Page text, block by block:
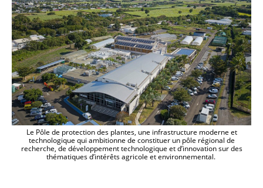
Le Pôle de protection des plantes, une infrastructure moderne et
technologique qui ambitionne de constituer un pôle régional de
recherche, de développement technologique et d’innovation sur des
thématiques d’intérêts agricole et environnemental.